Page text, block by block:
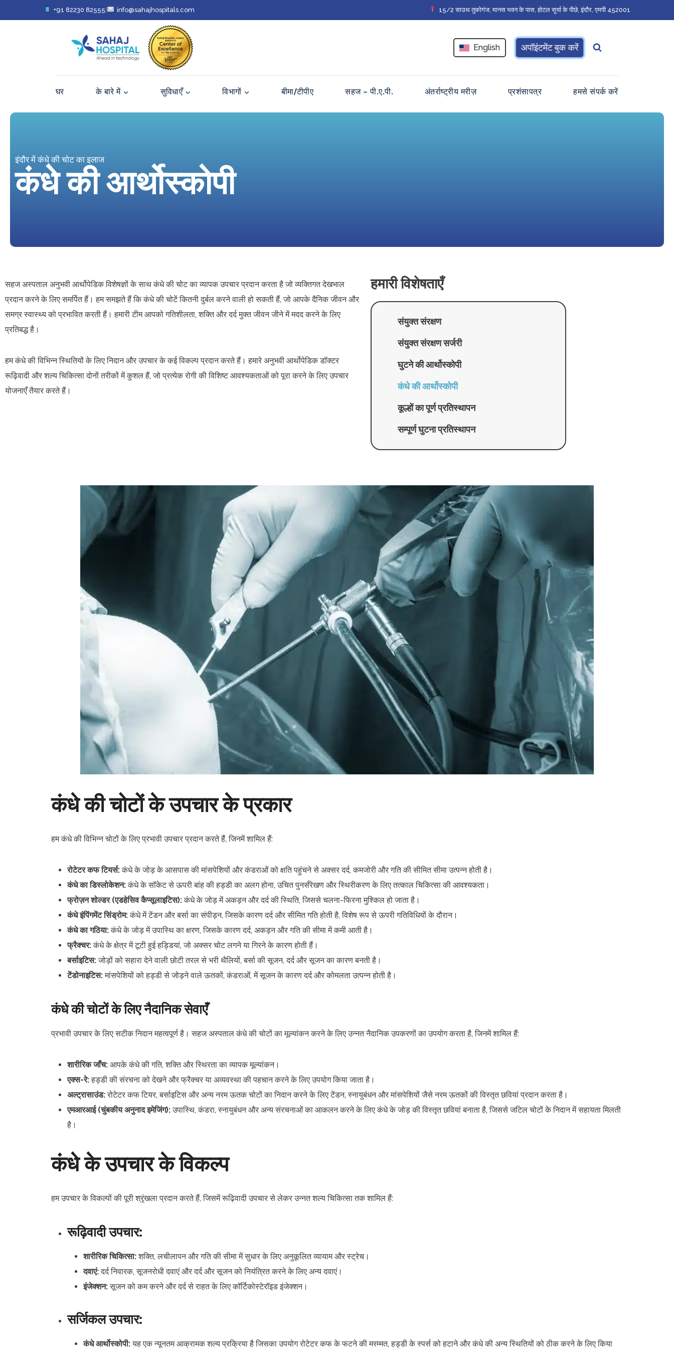
+91 82230 82555 info@sahajhospitals.com 15/2 साउथ तुकोगंज, मानस भवन के पास, होटल सूर्या के पीछे, इंदौर, एमपी 452001
English अपॉइंटमेंट बुक करें
घर के बारे में सुविधाएँ विभागों बीमा/टीपीए सहज – पी.ए.पी. अंतर्राष्ट्रीय मरीज़ प्रशंसापत्र हमसे संपर्क करें
इंदौर में कंधे की चोट का इलाज
कंधे की आर्थोस्कोपी
सहज अस्पताल अनुभवी आर्थोपेडिक विशेषज्ञों के साथ कंधे की चोट का व्यापक उपचार प्रदान करता है जो व्यक्तिगत देखभाल
प्रदान करने के लिए समर्पित हैं। हम समझते हैं कि कंधे की चोटें कितनी दुर्बल करने वाली हो सकती हैं, जो आपके दैनिक जीवन और
समग्र स्वास्थ्य को प्रभावित करती हैं। हमारी टीम आपको गतिशीलता, शक्ति और दर्द मुक्त जीवन जीने में मदद करने के लिए
प्रतिबद्ध है।
हम कंधे की विभिन्न स्थितियों के लिए निदान और उपचार के कई विकल्प प्रदान करते हैं। हमारे अनुभवी आर्थोपेडिक डॉक्टर
रूढ़िवादी और शल्य चिकित्सा दोनों तरीकों में कुशल हैं, जो प्रत्येक रोगी की विशिष्ट आवश्यकताओं को पूरा करने के लिए उपचार
योजनाएँ तैयार करते हैं।
हमारी विशेषताएँ
संयुक्त संरक्षण
संयुक्त संरक्षण सर्जरी
घुटने की आर्थोस्कोपी
कंधे की आर्थोस्कोपी
कूल्हों का पूर्ण प्रतिस्थापन
सम्पूर्ण घुटना प्रतिस्थापन
कंधे की चोटों के उपचार के प्रकार
हम कंधे की विभिन्न चोटों के लिए प्रभावी उपचार प्रदान करते हैं, जिनमें शामिल हैं:
रोटेटर कफ टियर्स:कंधे के जोड़ के आसपास की मांसपेशियों और कंडराओं को क्षति पहुंचने से अक्सर दर्द, कमजोरी और गति की सीमित सीमा उत्पन्न होती है।
कंधे का डिस्लोकेशन:कंधे के सॉकेट से ऊपरी बांह की हड्डी का अलग होना, उचित पुनर्संरेखण और स्थिरीकरण के लिए तत्काल चिकित्सा की आवश्यकता।
फ्रोज़न शोल्डर (एडहेसिव कैप्सूलाइटिस):कंधे के जोड़ में अकड़न और दर्द की स्थिति, जिससे चलना-फिरना मुश्किल हो जाता है।
कंधे इंपिंगमेंट सिंड्रोम:कंधे में टेंडन और बर्सा का संपीड़न, जिसके कारण दर्द और सीमित गति होती है, विशेष रूप से ऊपरी गतिविधियों के दौरान।
कंधे का गठिया:कंधे के जोड़ में उपास्थि का क्षरण, जिसके कारण दर्द, अकड़न और गति की सीमा में कमी आती है।
फ्रैक्चर:कंधे के क्षेत्र में टूटी हुई हड्डियां, जो अक्सर चोट लगने या गिरने के कारण होती हैं।
बर्साइटिस:जोड़ों को सहारा देने वाली छोटी तरल से भरी थैलियों, बर्सा की सूजन, दर्द और सूजन का कारण बनती है।
टेंडोनाइटिस:मांसपेशियों को हड्डी से जोड़ने वाले ऊतकों, कंडराओं, में सूजन के कारण दर्द और कोमलता उत्पन्न होती है।
कंधे की चोटों के लिए नैदानिक सेवाएँ
प्रभावी उपचार के लिए सटीक निदान महत्वपूर्ण है। सहज अस्पताल कंधे की चोटों का मूल्यांकन करने के लिए उन्नत नैदानिक उपकरणों का उपयोग करता है, जिनमें शामिल हैं:
शारीरिक जाँच: आपके कंधे की गति, शक्ति और स्थिरता का व्यापक मूल्यांकन।
एक्स-रे:हड्डी की संरचना को देखने और फ्रैक्चर या अव्यवस्था की पहचान करने के लिए उपयोग किया जाता है।
अल्ट्रासाउंड:रोटेटर कफ टियर, बर्साइटिस और अन्य नरम ऊतक चोटों का निदान करने के लिए टेंडन, स्नायुबंधन और मांसपेशियों जैसे नरम ऊतकों की विस्तृत छवियां प्रदान करता है।
एमआरआई (चुंबकीय अनुनाद इमेजिंग):उपास्थि, कंडरा, स्नायुबंधन और अन्य संरचनाओं का आकलन करने के लिए कंधे के जोड़ की विस्तृत छवियां बनाता है, जिससे जटिल चोटों के निदान में सहायता मिलती
है।
कंधे के उपचार के विकल्प
हम उपचार के विकल्पों की पूरी श्रृंखला प्रदान करते हैं, जिसमें रूढ़िवादी उपचार से लेकर उन्नत शल्य चिकित्सा तक शामिल हैं:
रूढ़िवादी उपचार:
शारीरिक चिकित्सा:शक्ति, लचीलापन और गति की सीमा में सुधार के लिए अनुकूलित व्यायाम और स्ट्रेच।
दवाएं:दर्द निवारक, सूजनरोधी दवाएं और दर्द और सूजन को नियंत्रित करने के लिए अन्य दवाएं।
इंजेक्शन:सूजन को कम करने और दर्द से राहत के लिए कॉर्टिकोस्टेरॉइड इंजेक्शन।
सर्जिकल उपचार:
कंधे आर्थोस्कोपी:यह एक न्यूनतम आक्रामक शल्य प्रक्रिया है जिसका उपयोग रोटेटर कफ के फटने की मरम्मत, हड्डी के स्पर्स को हटाने और कंधे की अन्य स्थितियों को ठीक करने के लिए किया